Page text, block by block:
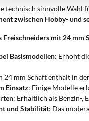
technisch sinnvolle Wahl
zwischen Hobby- und
mit 24 mm
Basismodellen: Erhöht
24 mm Schaft enthält in
Einsatz: Einige Modelle
: Erhältlich als Benzin-,
und Stabilität: Das